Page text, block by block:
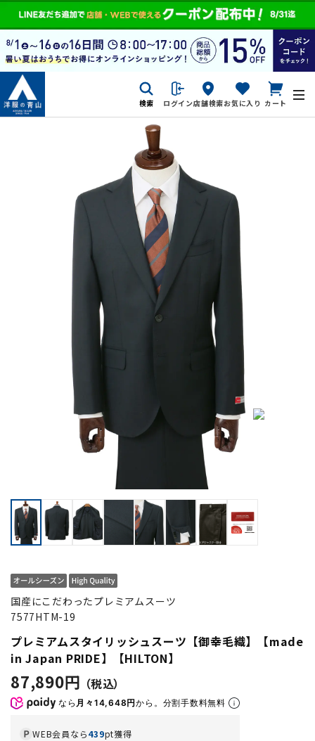
検索 ログイン店舗検索お気に入り カート
国産にこだわったプレミアムスーツ
7577HTM-19
プレミアムスタイリッシュスーツ【御幸毛織】【made
in Japan PRIDE】【HILTON】
87,890円
なら 月々14,648円から。分割手数料無料
WEB会員なら439pt獲得